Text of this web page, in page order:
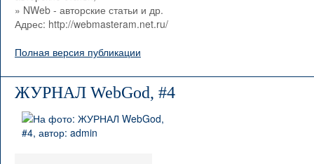
» NWeb - авторские статьи и др.
Адрес: http://webmasteram.net.ru/
Полная версия публикации
ЖУРНАЛ WebGod, #4